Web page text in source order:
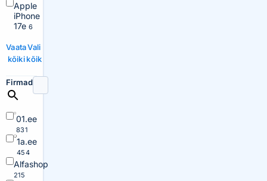
Apple
iPhone
17e 6
Vaata
kõiki
Vali
kõik
Firmad
01.ee
831
1a.ee
454
Alfashop
215